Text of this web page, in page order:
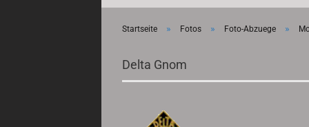
Startseite » Fotos » Foto-Abzuege »
Delta Gnom